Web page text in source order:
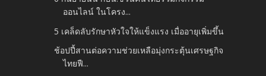
ออนไลน์ ในโครง...
5 เคล็ดลับรักษาหัวใจให้แข็งแรง เมื่ออายุเพิ่มขึ้น
ช้อปปี้สานต่อความช่วยเหลือมุ่งกระตุ้นเศรษฐกิจ
ไทยฟื...